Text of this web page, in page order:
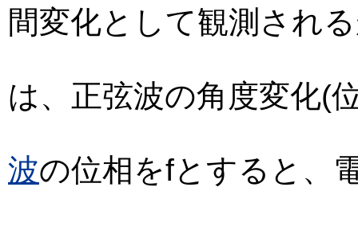
間変化として観測され
は、正弦波の角度変化(
波の位相をfとすると、